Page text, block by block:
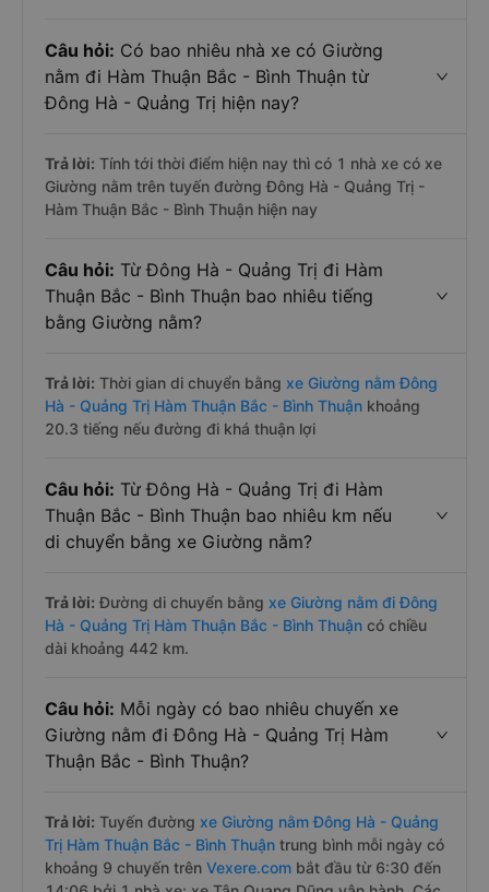
Câu hỏi: Có bao nhiêu nhà xe có Giường
nằm đi Hàm Thuận Bắc - Bình Thuận từ
Đông Hà - Quảng Trị hiện nay?
Trả lời: Tính tới thời điểm hiện nay thì có 1 nhà xe có xe
Giường nằm trên tuyến đường Đông Hà - Quảng Trị -
Hàm Thuận Bắc - Bình Thuận hiện nay
Câu hỏi: Từ Đông Hà - Quảng Trị đi Hàm
Thuận Bắc - Bình Thuận bao nhiêu tiếng
bằng Giường nằm?
Trả lời: Thời gian di chuyển bằng xe Giường nằm Đông
Hà - Quảng Trị Hàm Thuận Bắc - Bình Thuận khoảng
20.3 tiếng nếu đường đi khá thuận lợi
Câu hỏi: Từ Đông Hà - Quảng Trị đi Hàm
Thuận Bắc - Bình Thuận bao nhiêu km nếu
di chuyển bằng xe Giường nằm?
Trả lời: Đường di chuyển bằng xe Giường nằm đi Đông
Hà - Quảng Trị Hàm Thuận Bắc - Bình Thuận có chiều
dài khoảng 442 km.
Câu hỏi: Mỗi ngày có bao nhiêu chuyến xe
Giường nằm đi Đông Hà - Quảng Trị Hàm
Thuận Bắc - Bình Thuận?
Trả lời: Tuyến đường xe Giường nằm Đông Hà - Quảng
Trị Hàm Thuận Bắc - Bình Thuận trung bình mỗi ngày có
khoảng 9 chuyến trên Vexere.com bắt đầu từ 6:30 đến